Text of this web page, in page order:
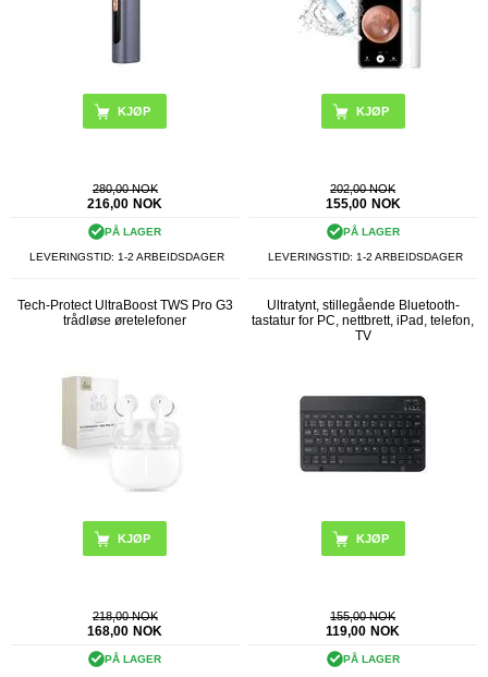
KJØP
280,00 NOK
216,00 NOK
PÅ LAGER
LEVERINGSTID: 1-2 ARBEIDSDAGER
202,00 NOK
155,00 NOK
PÅ LAGER
LEVERINGSTID: 1-2 ARBEIDSDAGER
Tech-Protect UltraBoost TWS Pro G3
trådløse øretelefoner
KJØP
218,00 NOK
168,00 NOK
PÅ LAGER
Ultratynt, stillegående Bluetooth-
tastatur for PC, nettbrett, iPad, telefon,
TV
KJØP
155,00 NOK
119,00 NOK
PÅ LAGER